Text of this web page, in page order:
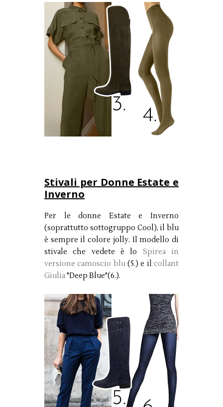
Stivali per Donne Estate e
Inverno
Per le donne Estate e Inverno
(soprattutto sottogruppo Cool), il blu
è sempre il colore jolly. Il modello di
stivale che vedete è lo Spirea in
versione camoscio blu(5.) e ilcollant
Giulia"Deep Blue"(6.).